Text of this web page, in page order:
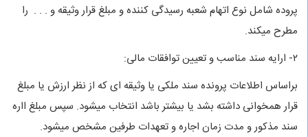
پروده شامل نوع اتهام شعبه رسیدگی کننده و مبلغ قرار وثیقه و . . . را
مطرح میکند.
۲- ارایه سند مناسب و تعیین توافقات مالی:
براساس اطلاعات پرونده سند ملکی یا وثیقه ای که از نظر ارزش یا مبلغ
قرار همخوانی داشته بشد یا بیشتر باشد انتخاب میشود. سپس مبلغ ااره
سند مذکور و مدت زمان اجاره و تعهدات طرفین مشخص میشود.